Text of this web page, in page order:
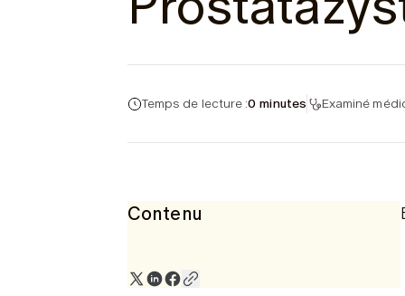
Temps de lecture :0 minutes Examiné
Contenu